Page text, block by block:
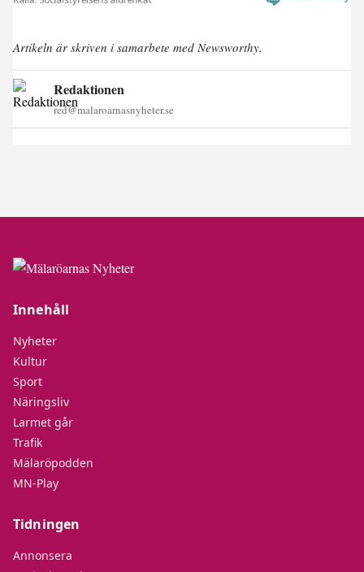
Artikeln är skriven i samarbete med Newsworthy.
Redaktionen
red@malaroarnasnyheter.se
Innehåll
Nyheter
Kultur
Sport
Näringsliv
Larmet går
Trafik
Mälaröpodden
MN-Play
Tidningen
Annonsera